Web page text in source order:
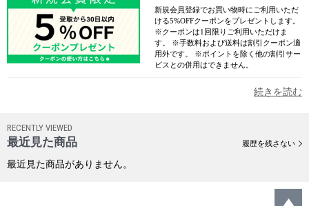
新規会員登録でお買い物時にご利用いただ
ける5%OFFクーポンをプレゼントします。
※クーポンは1回限りご利用いただけま
す。 ※手数料および送料は割引クーポン適
用外です。 ※ポイントを除く他の割引サー
ビスとの併用はできません。
続きを読む
RECENTLY VIEWED
最近見た商品 履歴を残さない
最近見た商品がありません。